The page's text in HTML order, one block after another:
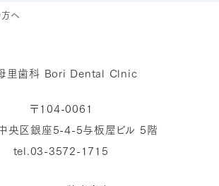
へ
〒104-0061
央区銀座5-4-5与板屋ビル 5階
tel.03-3572-1715